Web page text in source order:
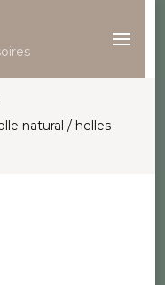
natural / helles